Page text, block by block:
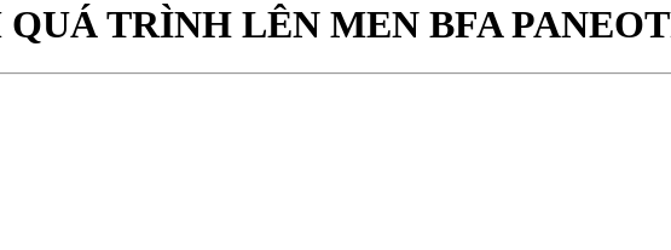
TRÌNH LÊN MEN BFA